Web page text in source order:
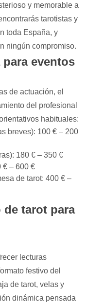
y memorable a
tarotistas y
toda España, y
ningún compromiso.
eventos
de actuación, el
del profesional
habituales:
breves): 100 € – 200
180 € – 350 €
€ – 600 €
de tarot: 400 € –
tarot para
lecturas
festivo del
de tarot, velas y
dinámica pensada